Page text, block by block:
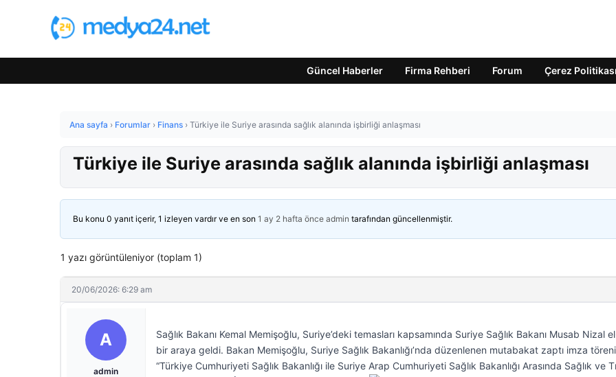
Güncel Haberler Firma Rehberi Forum Çerez Politikası
Ana sayfa › Forumlar › Finans › Türkiye ile Suriye arasında sağlık alanında işbirliği anlaşması
Türkiye ile Suriye arasında sağlık alanında işbirliği anlaşması
Bu konu 0 yanıt içerir, 1 izleyen vardır ve en son 1 ay 2 hafta önce admin tarafından güncellenmiştir.
1 yazı görüntüleniyor (toplam 1)
20/06/2026: 6:29 am
A
admin
Sağlık Bakanı Kemal Memişoğlu, Suriye’deki temasları kapsamında Suriye Sağlık Bakanı Musab Nizal
bir araya geldi. Bakan Memişoğlu, Suriye Sağlık Bakanlığı’nda düzenlenen mutabakat zaptı imza
“Türkiye Cumhuriyeti Sağlık Bakanlığı ile Suriye Arap Cumhuriyeti Sağlık Bakanlığı Arasında Sağlık ve